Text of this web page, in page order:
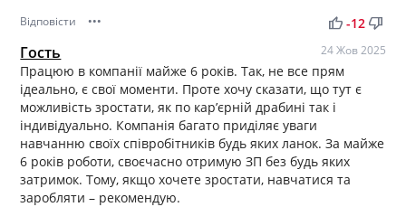
Відповісти ••• thumb_up thumb_down
-12
Гость 24 Жов 2025
Працюю в компанії майже 6 років. Так, не все прям
ідеально, є свої моменти. Проте хочу сказати, що тут є
можливість зростати, як по кар’єрній драбині так і
індивідуально. Компанія багато приділяє уваги
навчанню своїх співробітників будь яких ланок. За майже
6 років роботи, своєчасно отримую ЗП без будь яких
затримок. Тому, якщо хочете зростати, навчатися та
заробляти – рекомендую.